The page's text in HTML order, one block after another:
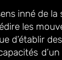
inné de
les
d’établir